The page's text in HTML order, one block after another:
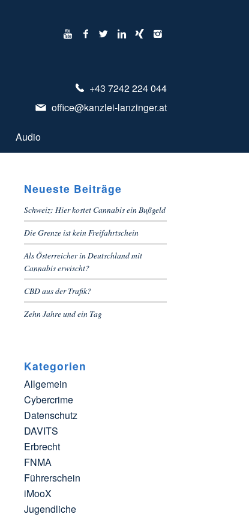
+43 7242 224 044
office@kanzlei-lanzinger.at
Audio
Neueste Beiträge
Schweiz: Hier kostet Cannabis ein Bußgeld
Die Grenze ist kein Freifahrtschein
Als Österreicher in Deutschland mit
Cannabis erwischt?
CBD aus der Trafik?
Zehn Jahre und ein Tag
Kategorien
Allgemein
Cybercrime
Datenschutz
DAVITS
Erbrecht
FNMA
Führerschein
iMooX
Jugendliche